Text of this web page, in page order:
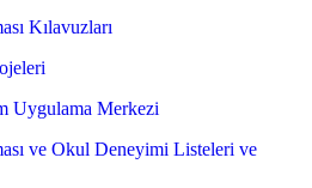
Kılavuzları
Uygulama Merkezi
ve Okul Deneyimi Listeleri ve